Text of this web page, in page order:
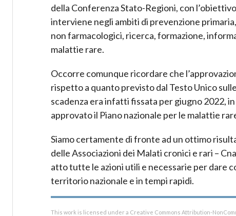
della Conferenza Stato-Regioni, con
interviene negli ambiti di prevenzione
non farmacologici, ricerca, formazione,
malattie rare.
Occorre comunque ricordare che
rispetto a quanto previsto dal Testo Unico
scadenza era infatti fissata per giugno 2022,
approvato il Piano nazionale per le malattie
Siamo certamente di fronte ad un ottimo
delle Associazioni dei Malati cronici e rari –
atto tutte le azioni utili e necessarie per dare
territorio nazionale e in tempi rapidi.
This work is licensed under a Creative Commons Attribution-